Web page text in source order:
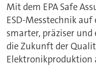
Mit dem EPA Safe
ESD-Messtechnik auf
smarter, präziser und
die Zukunft der
Elektronikproduktion